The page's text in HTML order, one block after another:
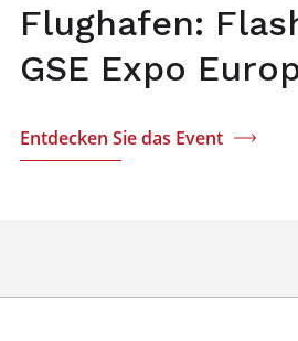
Flughafen:
GSE Expo
Entdecken Sie das Event